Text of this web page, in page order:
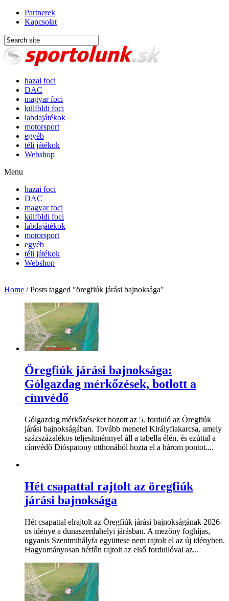
Partnerek
Kapcsolat
hazai foci
DAC
magyar foci
külföldi foci
labdajátékok
motorsport
egyéb
téli játékok
Webshop
Menu
hazai foci
DAC
magyar foci
külföldi foci
labdajátékok
motorsport
egyéb
téli játékok
Webshop
Home /Posts tagged "öregfiúk járási bajnoksága"
Öregfiúk járási bajnoksága:
Gólgazdag mérkőzések, botlott a
címvédő
Gólgazdag mérkőzéseket hozott az 5. forduló az Öregfiúk
járási bajnokságában. Tovább menetel Királyfiakarcsa, amely
százszázalékos teljesítménnyel áll a tabella élén, és ezúttal a
címvédő Dióspatony otthonából hozta el a három pontot....
Hét csapattal rajtolt az öregfiúk
járási bajnoksága
Hét csapattal elrajtolt az Öregfiúk járási bajnokságának 2026-
os idénye a dunaszerdahelyi járásban. A mezőny foghíjas,
ugyanis Szentmihályfa együttese nem rajtolt el az új idényben.
Hagyományosan hétfőn rajtolt az első forduilóval az...